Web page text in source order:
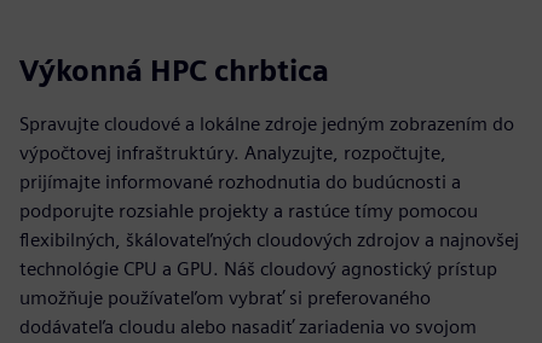
Výkonná HPC chrbtica
Spravujte cloudové a lokálne zdroje jedným zobrazením do
výpočtovej infraštruktúry. Analyzujte, rozpočtujte,
prijímajte informované rozhodnutia do budúcnosti a
podporujte rozsiahle projekty a rastúce tímy pomocou
flexibilných, škálovateľných cloudových zdrojov a najnovšej
technológie CPU a GPU. Náš cloudový agnostický prístup
umožňuje používateľom vybrať si preferovaného
dodávateľa cloudu alebo nasadiť zariadenia vo svojom